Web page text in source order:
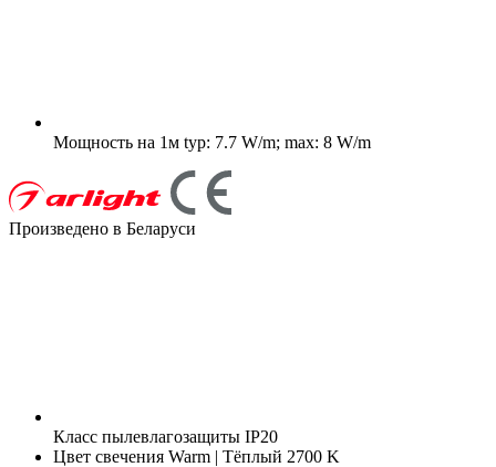
Мощность на 1м typ: 7.7 W/m; max: 8 W/m
Произведено в Беларуси
Класс пылевлагозащиты IP20
Цвет свечения Warm | Тёплый 2700 K